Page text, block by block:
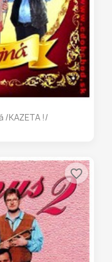
/KAZETA !/
favorite_border